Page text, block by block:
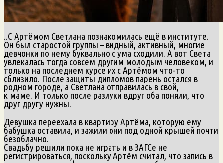
..С Артёмом Светлана познакомилась ещё в институте.
Он был старостой группы – видный, активный, многие
девчонки по нему буквально с ума сходили. А вот Света
увлекалась тогда совсем другим молодым человеком, и
только на последнем курсе их с Артёмом что-то
сблизило. После защиты дипломов парень остался в
родном городе, а Светлана отправилась в свой,
к маме. И только после разлуки вдруг оба поняли, что
друг другу нужны.
Девушка переехала в квартиру Артёма, которую ему
бабушка оставила, и зажили они под одной крышей почти
безоблачно.
Свадьбу решили пока не играть и в ЗАГСе не
регистрироваться, поскольку Артём считал, что запись в